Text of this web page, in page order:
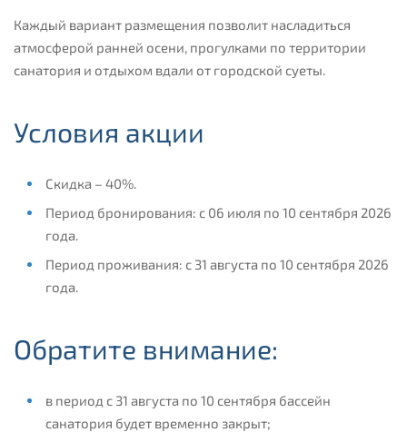
Каждый вариант размещения позволит насладиться
атмосферой ранней осени, прогулками по территории
санатория и отдыхом вдали от городской суеты.
Условия акции
Скидка – 40%.
Период бронирования: с 06 июля по 10 сентября 2026
года.
Период проживания: с 31 августа по 10 сентября 2026
года.
Обратите внимание:
в период с 31 августа по 10 сентября бассейн
санатория будет временно закрыт;